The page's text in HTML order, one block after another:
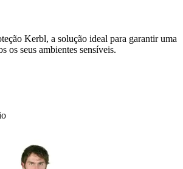
Kerbl, a solução ideal para garantir uma
os seus ambientes sensíveis.